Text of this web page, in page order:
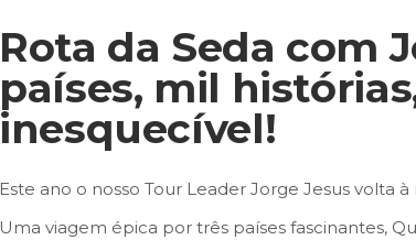
Rota da Seda com
países, mil
inesquecível!
Este ano o nosso Tour Leader Jorge Jesus volta
Uma viagem épica por três países fascinantes,